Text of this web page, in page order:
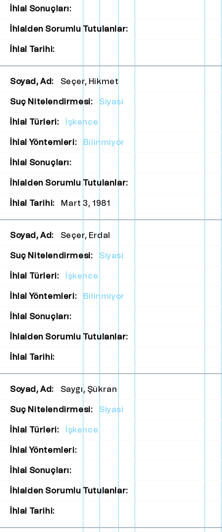
İhlal Sonuçları:
İhlalden Sorumlu Tutulanlar:
İhlal Tarihi:
Soyad, Ad: Seçer, Hikmet
Suç Nitelendirmesi: Siyasi
İhlal Türleri: İşkence
İhlal Yöntemleri: Bilinmiyor
İhlal Sonuçları:
İhlalden Sorumlu Tutulanlar:
İhlal Tarihi: Mart 3, 1981
Soyad, Ad: Seçer, Erdal
Suç Nitelendirmesi: Siyasi
İhlal Türleri: İşkence
İhlal Yöntemleri: Bilinmiyor
İhlal Sonuçları:
İhlalden Sorumlu Tutulanlar:
İhlal Tarihi:
Soyad, Ad: Saygı, Şükran
Suç Nitelendirmesi: Siyasi
İhlal Türleri: İşkence
İhlal Yöntemleri:
İhlal Sonuçları:
İhlalden Sorumlu Tutulanlar:
İhlal Tarihi: